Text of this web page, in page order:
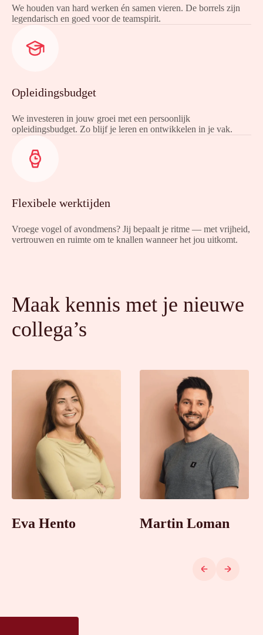
We houden van hard werken én samen vieren. De borrels zijn
legendarisch en goed voor de teamspirit.
Opleidingsbudget
We investeren in jouw groei met een persoonlijk
opleidingsbudget. Zo blijf je leren en ontwikkelen in je vak.
Flexibele werktijden
Vroege vogel of avondmens? Jij bepaalt je ritme — met vrijheid,
vertrouwen en ruimte om te knallen wanneer het jou uitkomt.
Maak kennis met je nieuwe
collega’s
Eva Hento Martin Loman